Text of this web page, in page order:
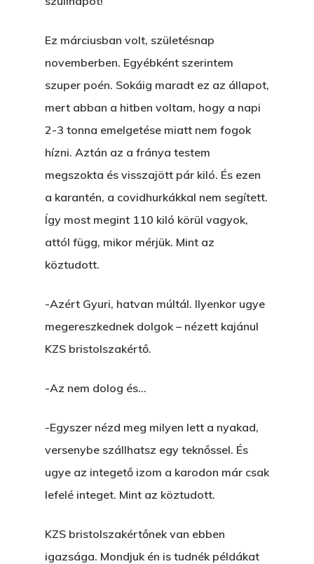
Ez márciusban volt, születésnap
novemberben. Egyébként szerintem
szuper poén. Sokáig maradt ez az állapot,
mert abban a hitben voltam, hogy a napi
2-3 tonna emelgetése miatt nem fogok
hízni. Aztán az a fránya testem
megszokta és visszajött pár kiló. És ezen
a karantén, a covidhurkákkal nem segített.
Így most megint 110 kiló körül vagyok,
attól függ, mikor mérjük. Mint az
köztudott.
-Azért Gyuri, hatvan múltál. Ilyenkor ugye
megereszkednek dolgok – nézett kajánul
KZS bristolszakértő.
-Az nem dolog és…
-Egyszer nézd meg milyen lett a nyakad,
versenybe szállhatsz egy teknőssel. És
ugye az integető izom a karodon már csak
lefelé integet. Mint az köztudott.
KZS bristolszakértőnek van ebben
igazsága. Mondjuk én is tudnék példákat